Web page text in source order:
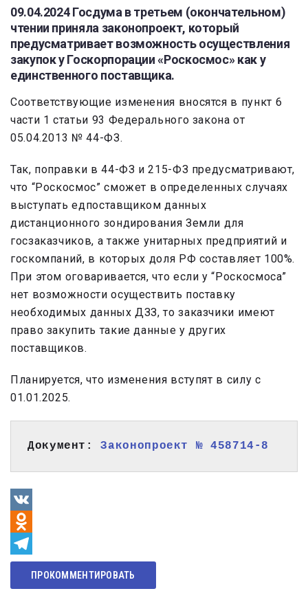
09.04.2024 Госдума в третьем (окончательном)
чтении приняла законопроект, который
предусматривает возможность осуществления
закупок у Госкорпорации «Роскосмос» как у
единственного поставщика.
Соответствующие изменения вносятся в пункт 6
части 1 статьи 93 Федерального закона от
05.04.2013 № 44-ФЗ.
Так, поправки в 44-ФЗ и 215-ФЗ предусматривают,
что “Роскосмос” сможет в определенных случаях
выступать едпоставщиком данных
дистанционного зондирования Земли для
госзаказчиков, а также унитарных предприятий и
госкомпаний, в которых доля РФ составляет 100%.
При этом оговаривается, что если у “Роскосмоса”
нет возможности осуществить поставку
необходимых данных ДЗЗ, то заказчики имеют
право закупить такие данные у других
поставщиков.
Планируется, что изменения вступят в силу с
01.01.2025.
Документ: Законопроект № 458714-8
VK
Odnoklassniki
Telegram
ПРОКОММЕНТИРОВАТЬ